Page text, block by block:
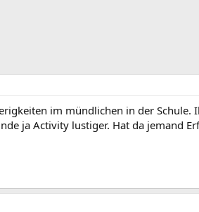
im mündlichen in der
ja Activity lustiger. Hat da jemand